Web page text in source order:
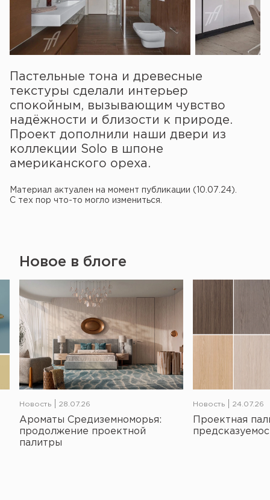
Пастельные тона и древесные
текстуры сделали интерьер
спокойным, вызывающим чувство
надёжности и близости к природе.
Проект дополнили наши двери из
коллекции Solo в шпоне
американского ореха.
Материал актуален на момент публикации (10.07.24).
С тех пор что-то могло измениться.
Новое в блоге
Новость 28.07.26
Ароматы Средиземноморья:
продолжение проектной
палитры
Новость 24.07.26
Проектная